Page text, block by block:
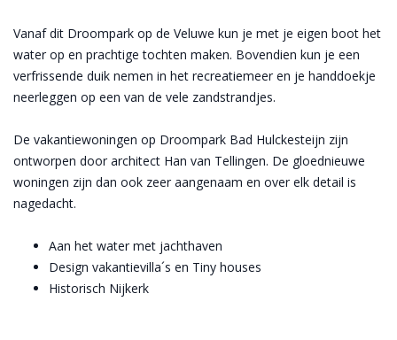
Vanaf dit Droompark op de Veluwe kun je met je eigen boot het
water op en prachtige tochten maken. Bovendien kun je een
verfrissende duik nemen in het recreatiemeer en je handdoekje
neerleggen op een van de vele zandstrandjes.
De vakantiewoningen op Droompark Bad Hulckesteijn zijn
ontworpen door architect Han van Tellingen. De gloednieuwe
woningen zijn dan ook zeer aangenaam en over elk detail is
nagedacht.
Aan het water met jachthaven
Design vakantievilla´s en Tiny houses
Historisch Nijkerk